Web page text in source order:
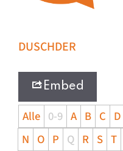
DUSCHDER
Embed
Alle 0-9 A B C D
N O P Q R S T